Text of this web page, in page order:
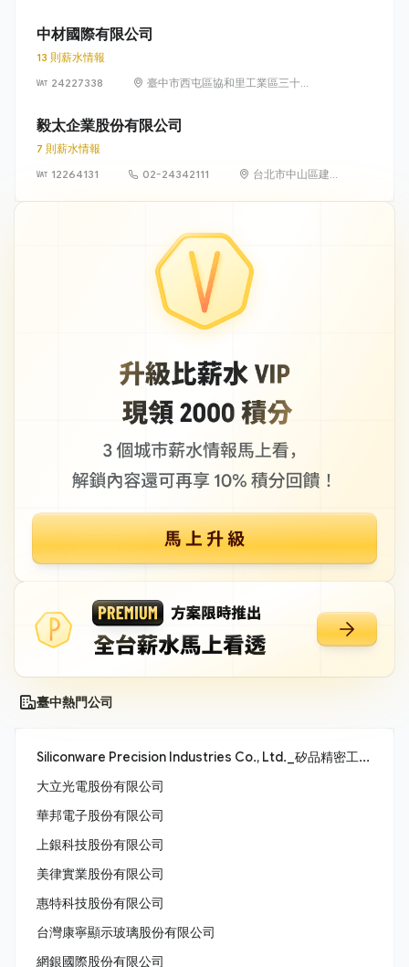
中材國際有限公司
13 則薪水情報
24227338
臺中市西屯區協和里工業區三十五
毅太企業股份有限公司
7 則薪水情報
12264131
02-24342111
台北市中山區建國
臺中熱門公司
Siliconware Precision Industries Co., Ltd._矽品精密工業股份有限公司
大立光電股份有限公司
華邦電子股份有限公司
上銀科技股份有限公司
美律實業股份有限公司
惠特科技股份有限公司
台灣康寧顯示玻璃股份有限公司
網銀國際股份有限公司